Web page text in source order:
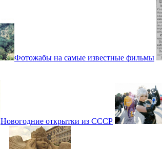
Фотожабы на самые известные фильмы
Новогодние открытки из СССР